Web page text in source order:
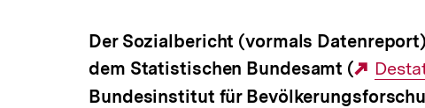
Der Sozialbericht (vormals
dem Statistischen Bundesamt (
Link:
Bundesinstitut für